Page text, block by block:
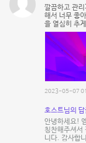
깔끔하고 관
해서 너무 좋
을 열심히 추
2023-05-07
호스트님의
안녕하세요!
칭찬해주셔서
니다. 감사합